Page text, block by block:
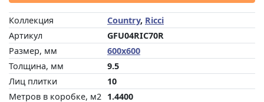
Коллекция Country, Ricci
Артикул
GFU04RIC70R
Размер, мм
600x600
Толщина, мм
9.5
Лиц плитки
10
Метров в коробке, м2 1.4400